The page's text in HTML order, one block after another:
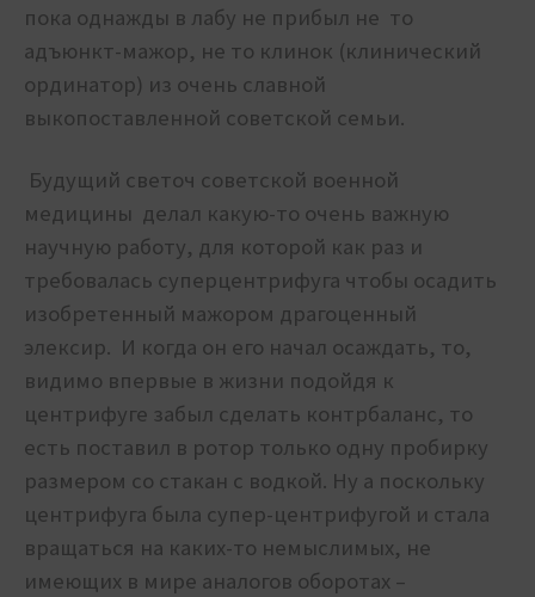
пока однажды в лабу не прибыл не то
адъюнкт-мажор, не то клинок (клинический
ординатор) из очень славной
выкопоставленной советской семьи.
Будущий светоч советской военной
медицины делал какую-то очень важную
научную работу, для которой как раз и
требовалась суперцентрифуга чтобы осадить
изобретенный мажором драгоценный
элексир. И когда он его начал осаждать, то,
видимо впервые в жизни подойдя к
центрифуге забыл сделать контрбаланс, то
есть поставил в ротор только одну пробирку
размером со стакан с водкой. Ну а поскольку
центрифуга была супер-центрифугой и стала
вращаться на каких-то немыслимых, не
имеющих в мире аналогов оборотах –